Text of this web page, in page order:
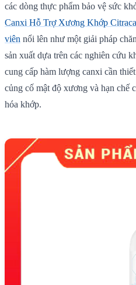
các dòng thực phẩm bảo vệ sức
Canxi Hỗ Trợ Xương Khớp
viên nổi lên như một giải pháp
sản xuất dựa trên các nghiên cứu
cung cấp hàm lượng canxi cần
củng cố mật độ xương và hạn chế
hóa khớp.